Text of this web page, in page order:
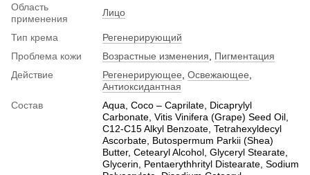
Область
применения
Лицо
Тип крема
Регенерирующий
Проблема кожи
Возрастные изменения
Пигментация
Действие
Регенерирующее Освежающее
Антиоксидантная
Состав
Aqua, Coco – Caprilate, Dicaprylyl
Carbonate, Vitis Vinifera (Grape) Seed Oil,
C12-C15 Alkyl Benzoate, Tetrahexyldecyl
Ascorbate, Butospermum Parkii (Shea)
Butter, Cetearyl Alcohol, Glyceryl Stearate,
Glycerin, Pentaerythhrityl Distearate, Sodium